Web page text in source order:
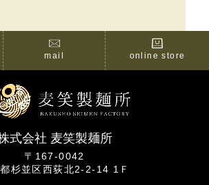
mail online store
式会社 麦笑製麺所
〒167-0042
杉並区西荻北2-2-14 1Ｆ